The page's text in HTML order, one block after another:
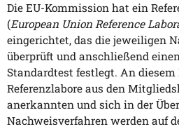
Die EU-Kommission hat ein
(European Union Reference
eingerichtet, das die jeweiligen
überprüft und anschließend
Standardtest festlegt. An diesem
Referenzlabore aus den
anerkannten und sich in der
Nachweisverfahren werden auf